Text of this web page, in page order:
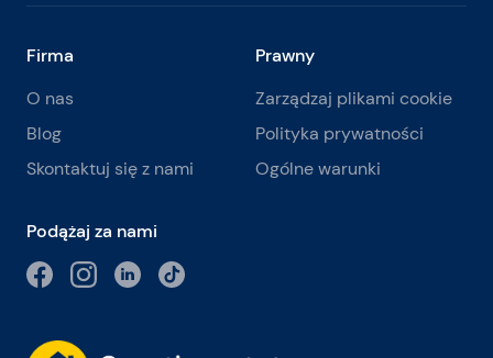
Firma
O nas
Blog
Skontaktuj się z nami
Prawny
Zarządzaj plikami cookie
Polityka prywatności
Ogólne warunki
Podążaj za nami